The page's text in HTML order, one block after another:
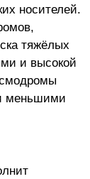
носителей.
тяжёлых
и высокой
меньшими